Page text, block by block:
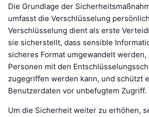
Die Grundlage der
umfasst die Verschlüsselung
Verschlüsselung dient als erste
sie sicherstellt, dass sensible
sicheres Format umgewandelt werden,
Personen mit den
zugegriffen werden kann, und schützt
Benutzerdaten vor unbefugtem Zugriff.
Um die Sicherheit weiter zu erhöhen,